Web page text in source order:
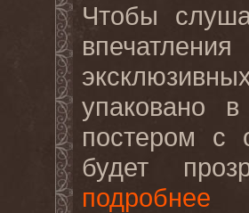
Чтобы
упаковано
постером с
будет
подробнее